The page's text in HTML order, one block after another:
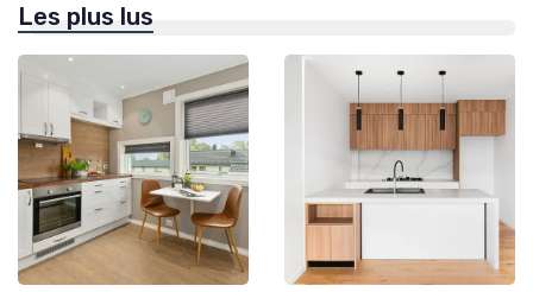
Les plus lus